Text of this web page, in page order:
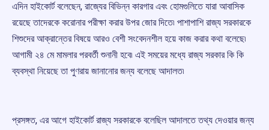
এদিন হাইকোর্ট বলেছেন, রাজ্যের বিভিন্ন কারগার এবং হোমগুলিতে যারা আবাসিক
রয়েছে তাদেরকে করোনার পরীক্ষা করার উপর জোর দিতে৷ পাশাপাশি রাজ্য সরকারকে
শিশুদের আক্রান্তের বিষয়ে আরও বেশী সংবেদনশীল হয়ে কাজ করার কথা বলেছে৷
আগামী ২৪ মে মামলার পরবর্তী শুনানী হবে৷ এই সময়ের মধ্যে রাজ্য সরকার কি কি
ব্যবস্থা নিয়েছে তা পুণরায় জানানোর জন্য বলেছে আদালত৷
প্রসঙ্গত, এর আগে হাইকোর্ট রাজ্য সরকারকে বলেছিল আদালতে তথ্য দেওয়ার জন্য